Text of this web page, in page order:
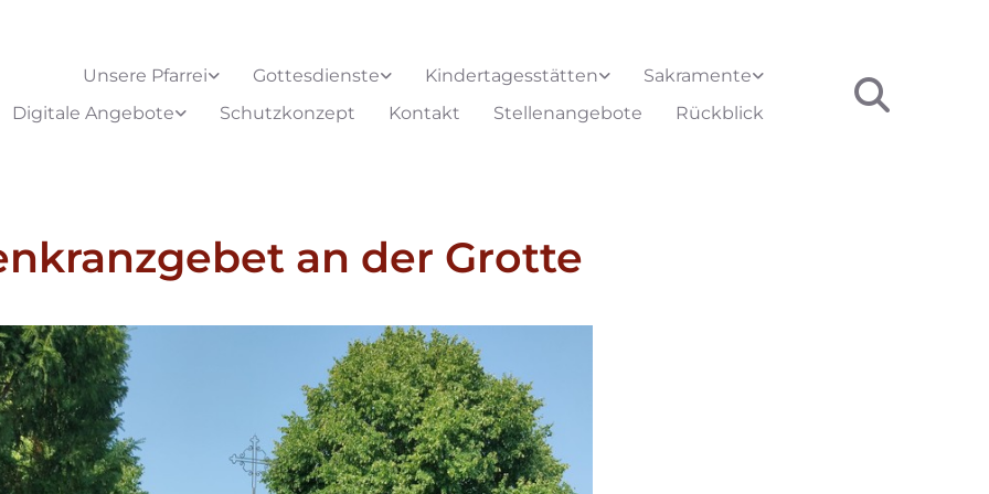
Unsere Pfarrei Gottesdienste Kindertagesstätten
Sakramente
Digitale Angebote
Schutzkonzept Kontakt Stellenangebote Rückblick
an der Grotte